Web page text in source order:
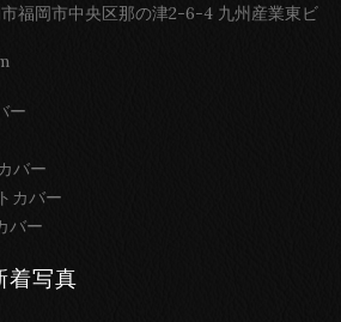
福岡市中央区那の津2-6-4 九州産業東ビ
ー
バー
カバー
バー
着写真